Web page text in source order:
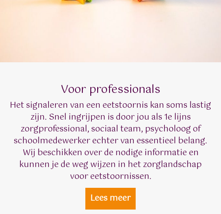
Voor professionals
Het signaleren van een eetstoornis kan soms lastig
zijn. Snel ingrijpen is door jou als 1e lijns
zorgprofessional, sociaal team, psycholoog of
schoolmedewerker echter van essentieel belang.
Wij beschikken over de nodige informatie en
kunnen je de weg wijzen in het zorglandschap
voor eetstoornissen.
Lees meerabout Voor